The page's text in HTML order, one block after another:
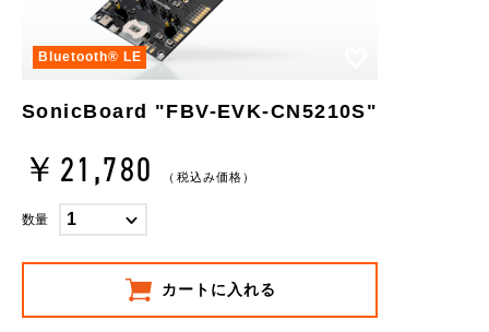
Bluetooth®︎ LE
SonicBoard "FBV-EVK-CN5210S"
￥21,780 （税込み価格）
数量
カートに入れる